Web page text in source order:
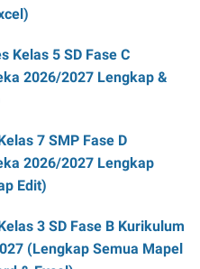
Kelas 5 SD Fase C
2026/2027 Lengkap &
7 SMP Fase D
2026/2027 Lengkap
Edit)
3 SD Fase B Kurikulum
(Lengkap Semua Mapel